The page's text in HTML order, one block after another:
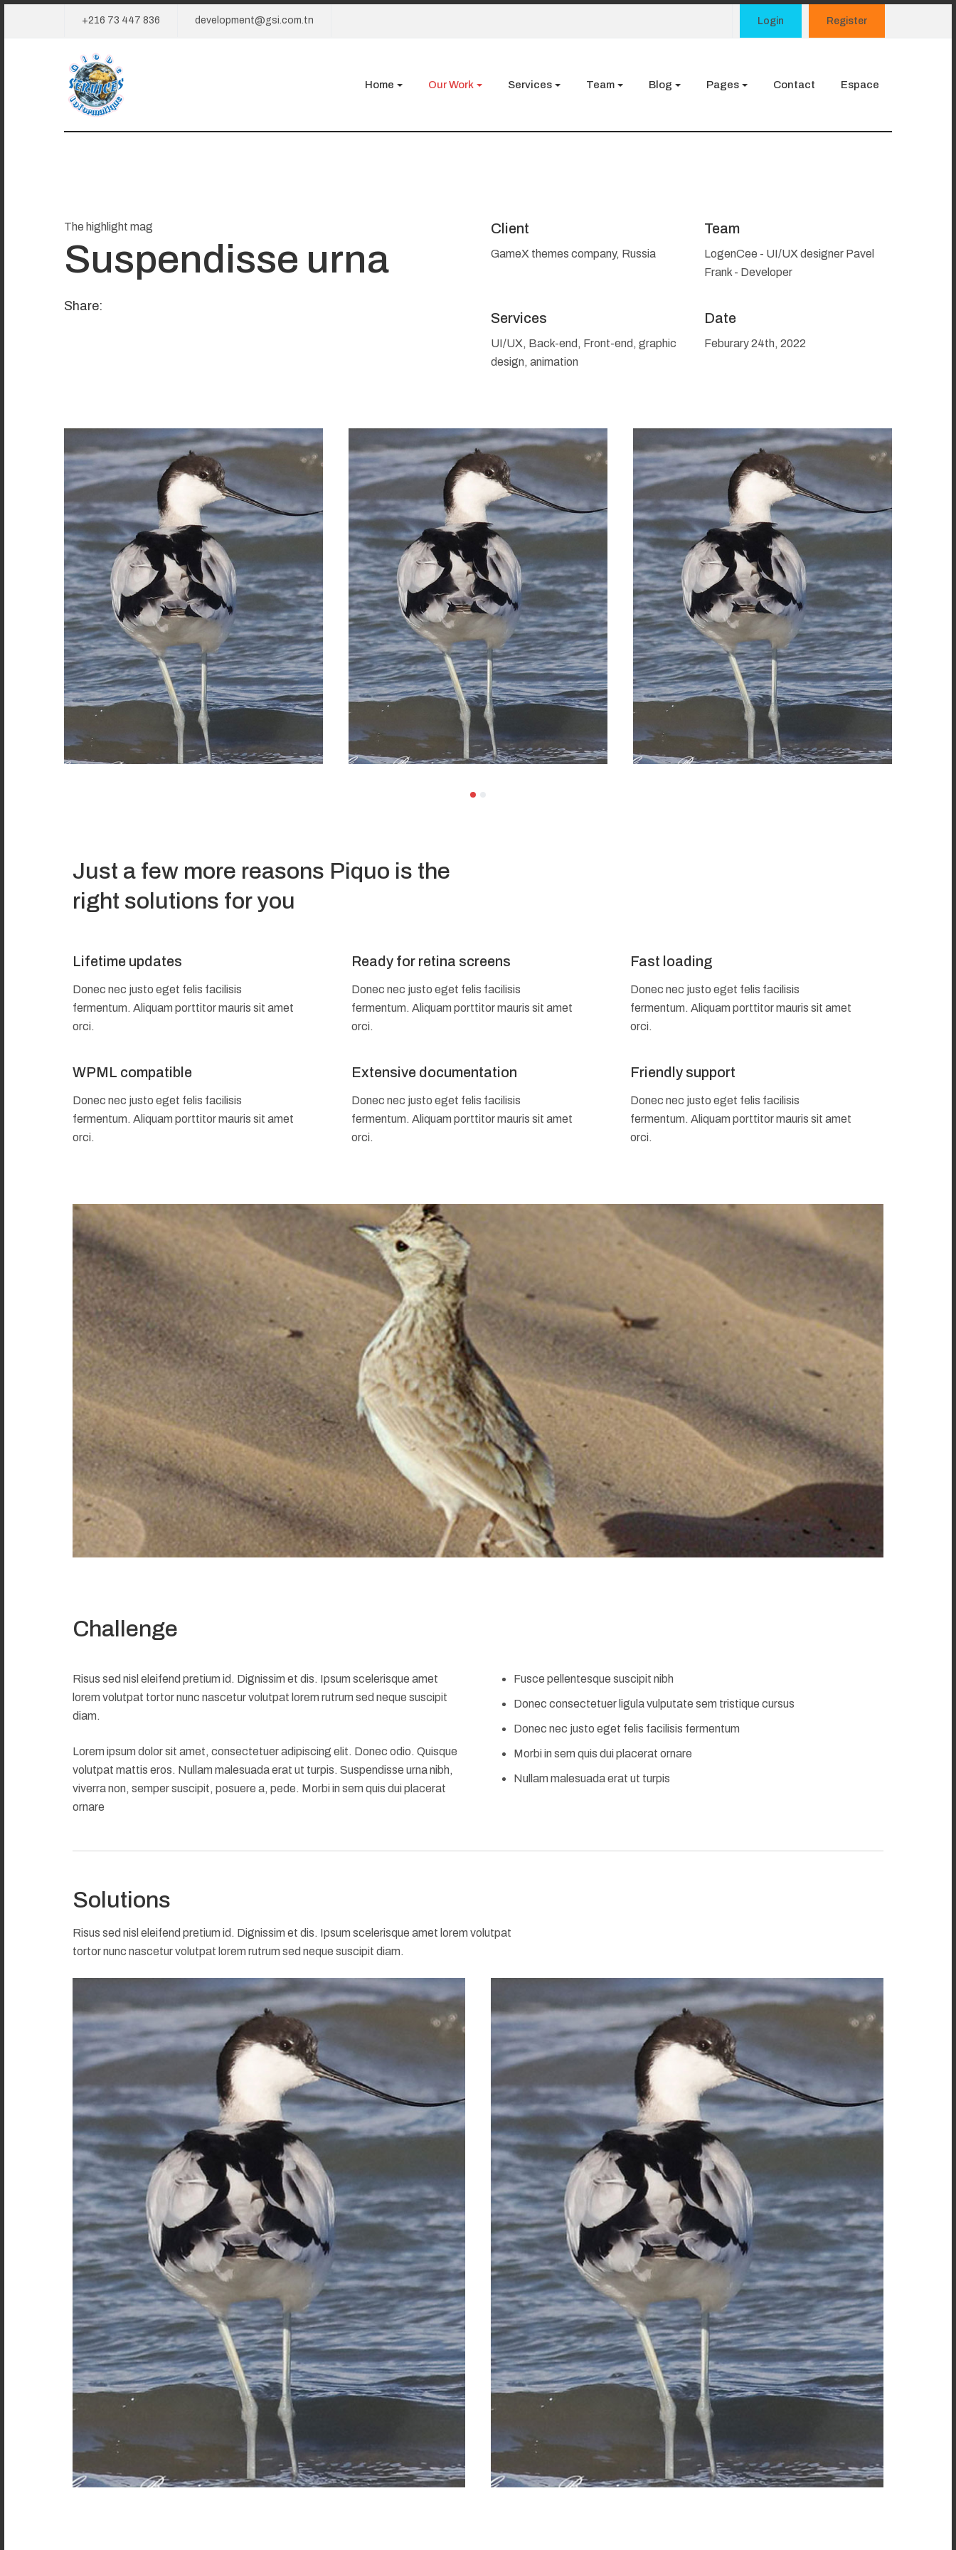
+216 73 447 836 development@gsi.com.tn Login Register
Home Our Work Services Team Blog Pages Contact Espace
The highlight mag
Suspendisse urna
Share:
Client
GameX themes company, Russia
Team
LogenCee - UI/UX designer Pavel
Frank - Developer
Services
UI/UX, Back-end, Front-end, graphic
design, animation
Date
Feburary 24th, 2022
Just a few more reasons Piquo is the
right solutions for you
Lifetime updates
Donec nec justo eget felis facilisis
fermentum. Aliquam porttitor mauris sit amet
orci.
Ready for retina screens
Donec nec justo eget felis facilisis
fermentum. Aliquam porttitor mauris sit amet
orci.
Fast loading
Donec nec justo eget felis facilisis
fermentum. Aliquam porttitor mauris sit amet
orci.
WPML compatible
Donec nec justo eget felis facilisis
fermentum. Aliquam porttitor mauris sit amet
orci.
Extensive documentation
Donec nec justo eget felis facilisis
fermentum. Aliquam porttitor mauris sit amet
orci.
Friendly support
Donec nec justo eget felis facilisis
fermentum. Aliquam porttitor mauris sit amet
orci.
Challenge
Risus sed nisl eleifend pretium id. Dignissim et dis. Ipsum scelerisque amet
lorem volutpat tortor nunc nascetur volutpat lorem rutrum sed neque suscipit
diam.
Lorem ipsum dolor sit amet, consectetuer adipiscing elit. Donec odio. Quisque
volutpat mattis eros. Nullam malesuada erat ut turpis. Suspendisse urna nibh,
viverra non, semper suscipit, posuere a, pede. Morbi in sem quis dui placerat
ornare
Fusce pellentesque suscipit nibh
Donec consectetuer ligula vulputate sem tristique cursus
Donec nec justo eget felis facilisis fermentum
Morbi in sem quis dui placerat ornare
Nullam malesuada erat ut turpis
Solutions
Risus sed nisl eleifend pretium id. Dignissim et dis. Ipsum scelerisque amet lorem volutpat
tortor nunc nascetur volutpat lorem rutrum sed neque suscipit diam.